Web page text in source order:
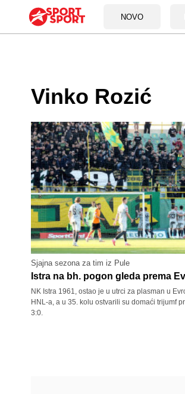
NOVO
Vinko Rozić
Sjajna sezona za tim iz Pule
Istra na bh. pogon gleda prema
NK Istra 1961, ostao je u utrci za plasman u
HNL-a, a u 35. kolu ostvarili su domaći trijumf
3:0.